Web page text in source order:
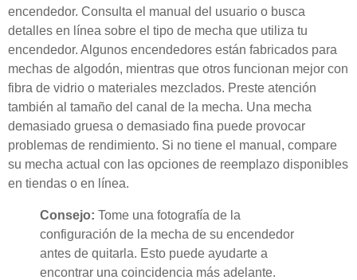
encendedor. Consulta el manual del usuario o busca
detalles en línea sobre el tipo de mecha que utiliza tu
encendedor. Algunos encendedores están fabricados para
mechas de algodón, mientras que otros funcionan mejor con
fibra de vidrio o materiales mezclados. Preste atención
también al tamaño del canal de la mecha. Una mecha
demasiado gruesa o demasiado fina puede provocar
problemas de rendimiento. Si no tiene el manual, compare
su mecha actual con las opciones de reemplazo disponibles
en tiendas o en línea.
Consejo: Tome una fotografía de la
configuración de la mecha de su encendedor
antes de quitarla. Esto puede ayudarte a
encontrar una coincidencia más adelante.